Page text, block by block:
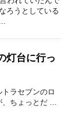
ろうとしている
灯台に行っ
ラセブンのロ
、ちょっとだ ...